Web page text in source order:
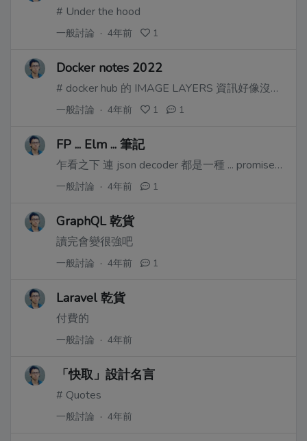
# Under the hood
一般討論 · 4年前 1
Docker notes 2022
# docker hub 的 IMAGE LAYERS 資訊好像沒啥用處
一般討論 · 4年前 1 1
FP ... Elm ... 筆記
乍看之下 連 json decoder 都是一種 ... promise ...??
一般討論 · 4年前 1
GraphQL 乾貨
讀完會變很強吧
一般討論 · 4年前 1
Laravel 乾貨
付費的
一般討論 · 4年前
「快取」設計名言
# Quotes
一般討論 · 4年前